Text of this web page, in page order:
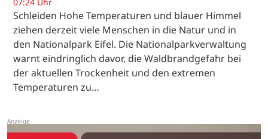
Schleiden Hohe Temperaturen und blauer Himmel
ziehen derzeit viele Menschen in die Natur und in
den Nationalpark Eifel. Die Nationalparkverwaltung
warnt eindringlich davor, die Waldbrandgefahr bei
der aktuellen Trockenheit und den extremen
Temperaturen zu…